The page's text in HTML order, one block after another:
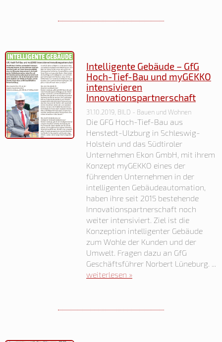
Intelligente Gebäude – GfG
Hoch-Tief-Bau und myGEKKO
intensivieren
Innovationspartnerschaft
31.10.2019, BILD - Bauen und Wohnen
Die GFG Hoch-Tief-Bau aus
Henstedt-Ulzburg in Schleswig-
Holstein und das Südtiroler
Unternehmen Ekon GmbH, mit ihrem
Konzept myGEKKO eines der
führenden Unternehmen in der
intelligenten Gebäudeautomation,
haben ihre seit 2015 bestehende
Innovationspartnerschaft noch
weiter intensiviert. Ziel ist die
Konzeption intelligenter Gebäude
zum Wohle der Kunden und der
Umwelt. Fragen dazu an GfG
Geschäftsführer Norbert Lüneburg. ...
weiterlesen »